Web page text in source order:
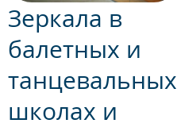
Зеркала в
балетных и
танцевальных
школах и